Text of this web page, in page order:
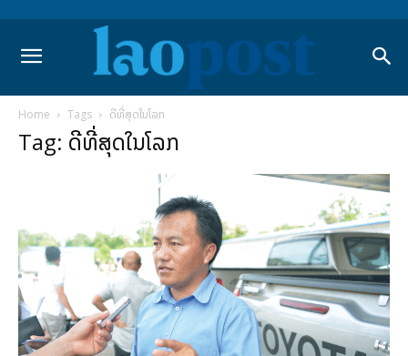
Home Tags ດີທີ່ສຸດໃນໂລກ
Tag: ດີທີ່ສຸດໃນໂລກ